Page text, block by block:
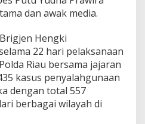
dan awak media.
Hengki
22 hari pelaksanaan
Riau bersama jajaran
kasus penyalahgunaan
dengan total 557
berbagai wilayah di